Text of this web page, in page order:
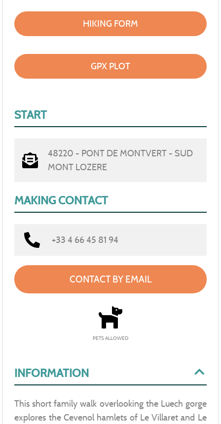
INFORMATION
This short family walk overlooking the Luech gorge
explores the Cevenol hamlets of Le Villaret and Le
HIKING FORM
GPX PLOT
START
48220 - PONT DE MONTVERT - SUD
MONT LOZERE
MAKING CONTACT
+33 4 66 45 81 94
CONTACT BY EMAIL
PETS ALLOWED